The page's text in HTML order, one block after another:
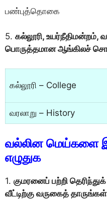
பண்புத்தொகை
5. கல்லூரி, உயர்நீதிமன்றம்,
பொருத்தமான ஆங்கிலச்
கல்லூரி – College
வரலாறு – History
வல்லின மெய்களை
எழுதுக
1. குமரனைப் பற்றி
வீட்டிற்கு வருகைத்